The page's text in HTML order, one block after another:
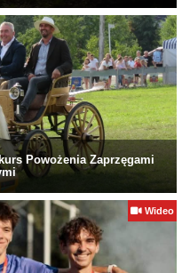
Powożenia Zaprzęgami
Wideo